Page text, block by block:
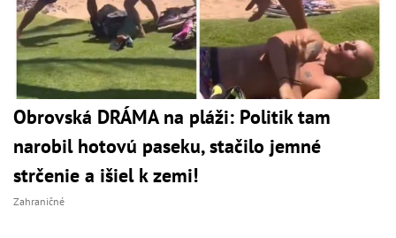
Obrovská DRÁMA na pláži: Politik tam
narobil hotovú paseku, stačilo jemné
strčenie a išiel k zemi!
Zahraničné